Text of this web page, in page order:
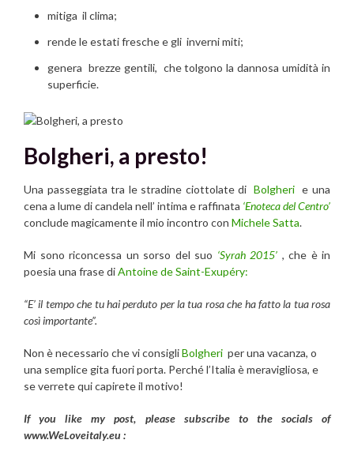
mitiga il clima;
rende le estati fresche e gli inverni miti;
genera brezze gentili, che tolgono la dannosa umidità in
superficie.
Bolgheri, a presto!
Una passeggiata tra le stradine ciottolate diBolgheri e una
cena a lume di candela nell’ intima e raffinata ‘Enoteca del Centro’
conclude magicamente il mio incontro con Michele Satta.
Mi sono riconcessa un sorso del suo ‘Syrah 2015’ , che è in
poesia una frase diAntoine de Saint-Exupéry:
“E’ il tempo che tu hai perduto per la tua rosa che ha fatto la tua rosa
così importante”.
Non è necessario che vi consigliBolgheri per una vacanza, o
una semplice gita fuori porta. Perché l’Italia è meravigliosa, e
se verrete qui capirete il motivo!
If you like my post, please subscribe to the socials of
www.WeLoveitaly.eu :